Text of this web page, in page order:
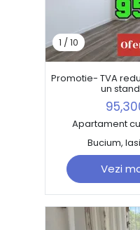
1 /10
Promotie- TVA
un
Apartament
Bucium, Iasi
Vezi